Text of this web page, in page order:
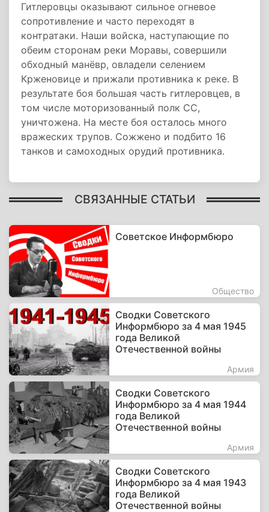
Гитлеровцы оказывают сильное огневое
сопротивление и часто переходят в
контратаки. Наши войска, наступающие по
обеим сторонам реки Моравы, совершили
обходный манёвр, овладели селением
Крженовице и прижали противника к реке. В
результате боя большая часть гитлеровцев, в
том числе моторизованный полк СС,
уничтожена. На месте боя осталось много
вражеских трупов. Сожжено и подбито 16
танков и самоходных орудий противника.
СВЯЗАННЫЕ СТАТЬИ
Советское Информбюро
Общество
Сводки Советского
Информбюро за 4 мая 1945
года Великой
Отечественной войны
Армия
Сводки Советского
Информбюро за 4 мая 1944
года Великой
Отечественной войны
Армия
Сводки Советского
Информбюро за 4 мая 1943
года Великой
Отечественной войны